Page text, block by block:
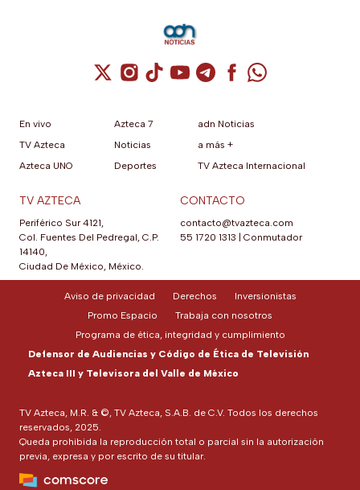
Cuenta de X / Twitter (se abre en una
Cuenta de Instagram (se abre en una
Cuenta de TikTok (se abre en
Cuenta de YouTube (se abre
Cuenta de Telegram (se
Cuenta de
Cuenta de
En vivo
TV Azteca
Azteca UNO
Azteca 7
Noticias
Deportes
adn Noticias
a más +
TV Azteca Internacional
TV AZTECA
Periférico Sur 4121,
Col. Fuentes Del Pedregal, C.P.
14140,
Ciudad De México, México.
CONTACTO
contacto@tvazteca.com
55 1720 1313
Conmutador
TV Azteca, M.R. & ©, TV Azteca, S.A.B. de C.V. Todos los derechos
reservados, 2025.
Queda prohibida la reproducción total o parcial sin la autorización
previa, expresa y por escrito de su titular.
Aviso de privacidad Derechos
Inversionistas
Promo Espacio
Trabaja con nosotros
Programa de ética, integridad y cumplimiento
Defensor de Audiencias y Código de Ética de Televisión
Azteca III y Televisora del Valle de México